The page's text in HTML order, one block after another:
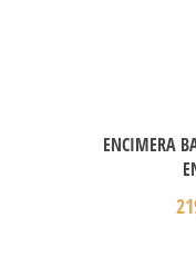
ENCIMERA